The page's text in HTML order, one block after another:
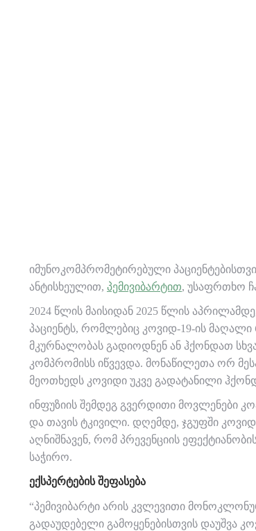
იმუნოკომპრომეტირებული
ანტისხეულით, პემივიბარტით, უსაფრთხო
2024 წლის მაისიდან 2025 წლის
პაციენტს, რომლებიც კოვიდ-19-ის მაღალი
მკურნალობას გადიოდნენ ან ჰქონდათ
კომპრომისს იწვევდა. მონაწილეთა ორ
მეოთხედს კოვიდი უკვე გადატანილი
ინფუზიის შემდეგ გვერდითი მოვლენები
და თავის ტკივილი. დღემდე, ჯგუფში
აღნიშნავენ, რომ პრევენციის
საჭირო.
ᲔᲥᲡᲞᲔᲠᲢᲔᲑᲘᲡ ᲨᲔᲤᲐᲡᲔᲑᲐ
“პემივიბარტი არის კვლევითი
გადაუდებელი გამოყენებისთვის დაუშვა